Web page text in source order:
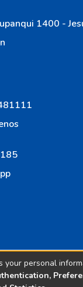
1400 -
de
your personal